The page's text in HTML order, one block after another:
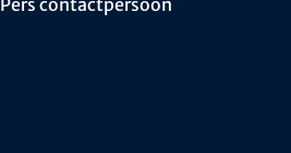
Pers contactpersoon